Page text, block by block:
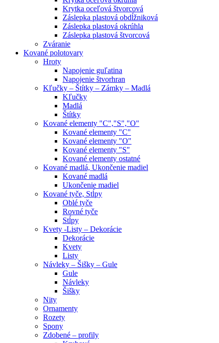
Krytka oceľová štvorcová
Záslepka plastová obdĺžniková
Záslepka plastová okrúhla
Záslepka plastová štvorcová
Zváranie
Kované polotovary
Hroty
Napojenie guľatina
Napojenie štvorhran
Kľučky – Štítky – Zámky – Madlá
Kľučky
Madlá
Štítky
Kované elementy "C","S","O"
Kované elementy "C"
Kované elementy "O"
Kované elementy "S"
Kované elementy ostatné
Kované madlá, Ukončenie madiel
Kované madlá
Ukončenie madiel
Kované tyče, Stĺpy
Oblé tyče
Rovné tyče
Stĺpy
Kvety -Listy – Dekorácie
Dekorácie
Kvety
Listy
Návleky – Šišky – Gule
Gule
Návleky
Šišky
Nity
Ornamenty
Rozety
Spony
Zdobené – profily